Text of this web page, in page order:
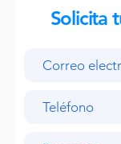
Solicita